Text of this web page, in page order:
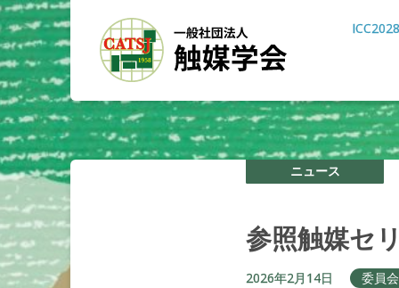
ニュース
参照触媒セ
2026年2月14日 委員